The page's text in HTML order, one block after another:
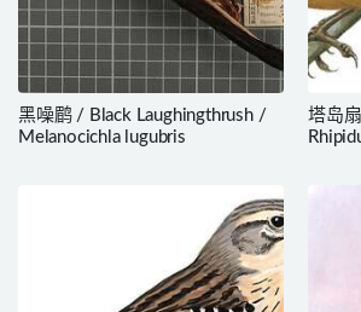
黑噪鹛 / Black Laughingthrush /
Melanocichla lugubris
塔岛